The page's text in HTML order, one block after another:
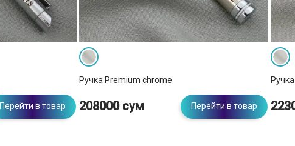
Перейти в товар
Ручка Premium chrome
208000 сум Перейти в товар